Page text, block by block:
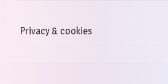
Privacy & cookies